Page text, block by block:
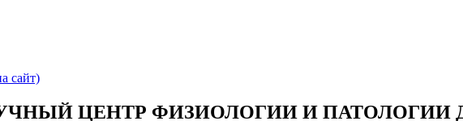
сайт)
ЦЕНТР ФИЗИОЛОГИИ И ПАТОЛОГИИ